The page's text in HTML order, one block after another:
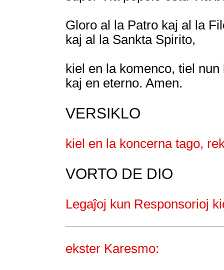
Gloro al la Patro kaj al la
kaj al la Sankta Spirito,
kiel en la komenco, tiel
kaj en eterno. Amen.
VERSIKLO
kiel en la koncerna tago,
VORTO DE DIO
Legaĵoj kun Responsorioj
ekster Karesmo: